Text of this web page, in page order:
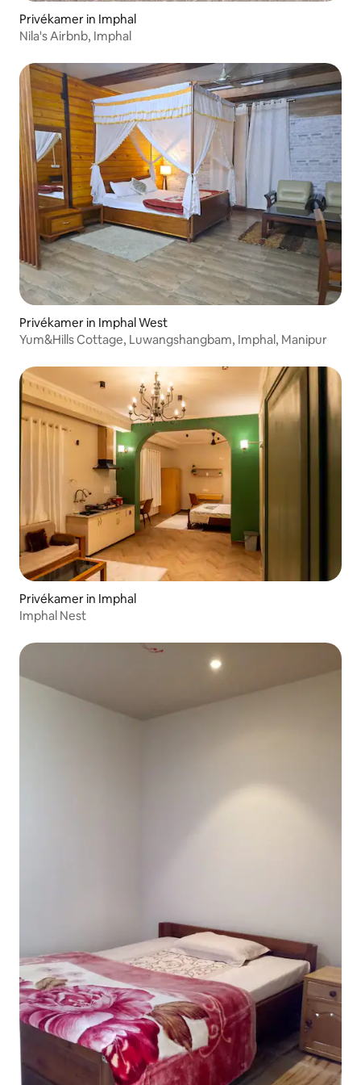
Privékamer in Imphal
Nila's Airbnb, Imphal
Privékamer in Imphal West
Yum&Hills Cottage, Luwangshangbam, Imphal, Manipur
Privékamer in Imphal
Imphal Nest